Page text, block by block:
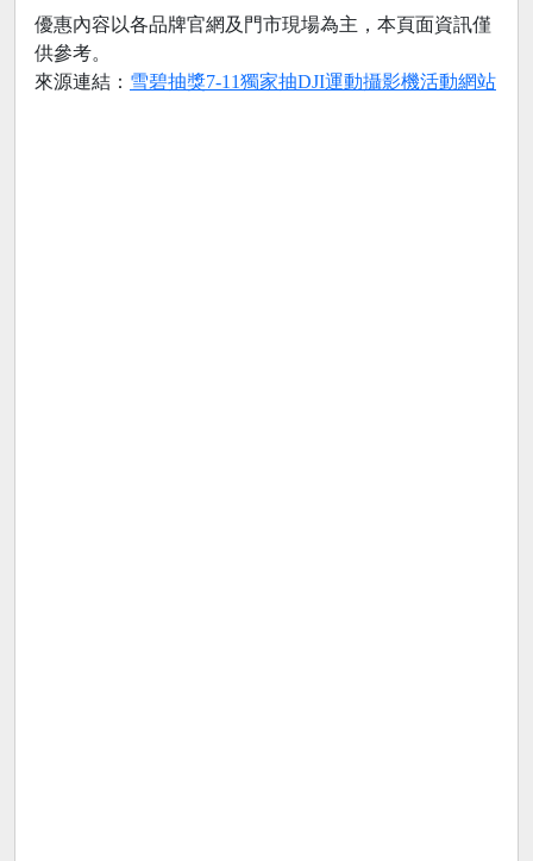
優惠內容以各品牌官網及門市現場為主，本頁面資訊僅
供參考。
來源連結： 雪碧抽獎7-11獨家抽DJI運動攝影機活動網站